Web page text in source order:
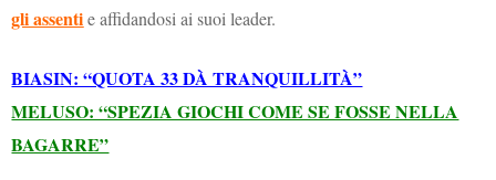
gli assentie affidandosi ai suoi leader.
BIASIN: “QUOTA 33 DÀ TRANQUILLITÀ”
MELUSO: “SPEZIA GIOCHI COME SE FOSSE NELLA
BAGARRE”